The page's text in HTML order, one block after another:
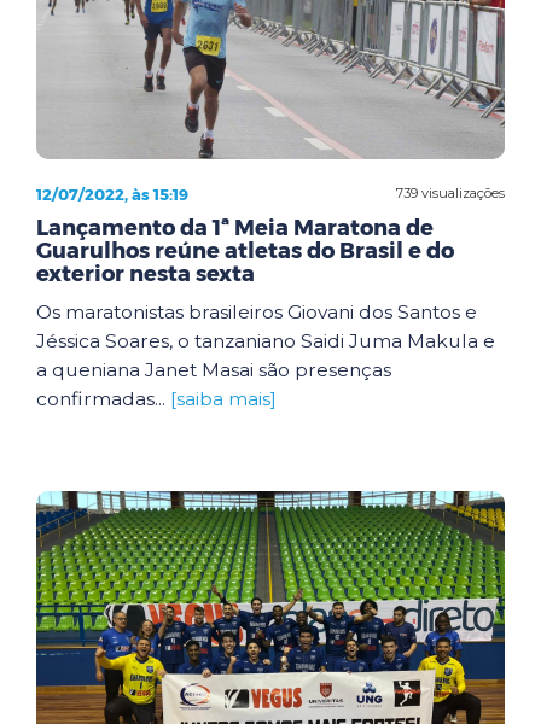
739 visualizações
12/07/2022, às 15:19
Lançamento da 1ª Meia Maratona de
Guarulhos reúne atletas do Brasil e do
exterior nesta sexta
Os maratonistas brasileiros Giovani dos Santos e
Jéssica Soares, o tanzaniano Saidi Juma Makula e
a queniana Janet Masai são presenças
confirmadas... [saiba mais]